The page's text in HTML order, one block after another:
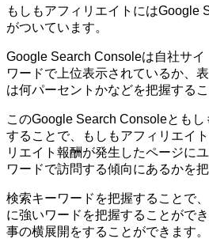
もしもアフィリエイトにはGoogle
がついています。
Google Search Consoleは自社サ
ワードで上位表示されているか、
は何パーセントかなどを把握する
このGoogle Search Consoleとも
することで、もしもアフィリエイ
リエイト報酬が発生したページに
ワードで訪問する傾向にあるかを
検索キーワードを把握することで
に強いワードを把握することがで
事の横展開をすることができます。